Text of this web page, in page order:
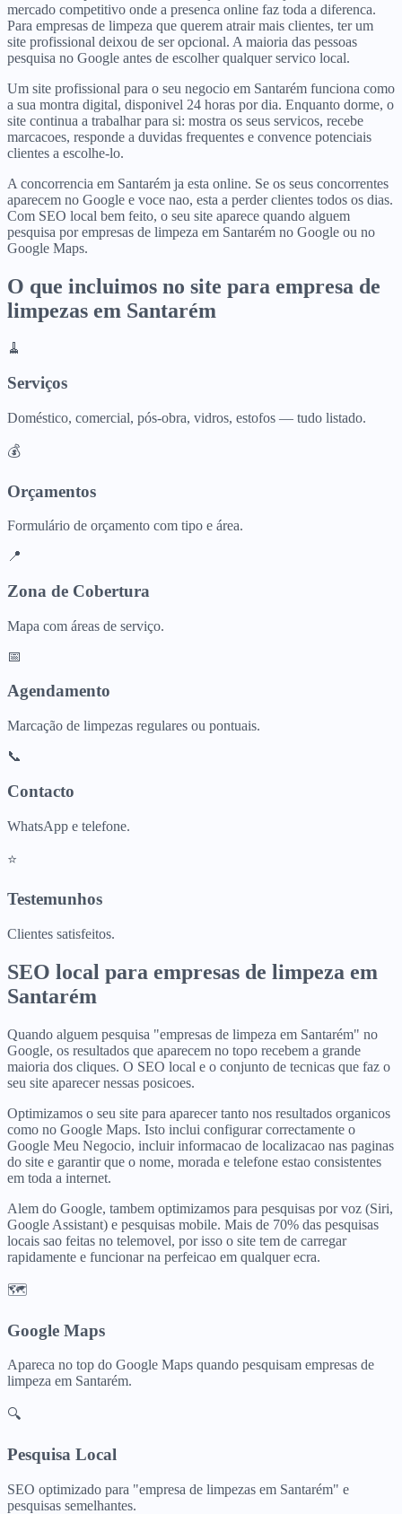
mercado competitivo onde a presenca online faz toda a diferenca.
Para empresas de limpeza que querem atrair mais clientes, ter um
site profissional deixou de ser opcional. A maioria das pessoas
pesquisa no Google antes de escolher qualquer servico local.
Um site profissional para o seu negocio em Santarém funciona como
a sua montra digital, disponivel 24 horas por dia. Enquanto dorme, o
site continua a trabalhar para si: mostra os seus servicos, recebe
marcacoes, responde a duvidas frequentes e convence potenciais
clientes a escolhe-lo.
A concorrencia em Santarém ja esta online. Se os seus concorrentes
aparecem no Google e voce nao, esta a perder clientes todos os dias.
Com SEO local bem feito, o seu site aparece quando alguem
pesquisa por empresas de limpeza em Santarém no Google ou no
Google Maps.
O que incluimos no site para empresa de
limpezas em Santarém
🧹
Serviços
Doméstico, comercial, pós-obra, vidros, estofos — tudo listado.
💰
Orçamentos
Formulário de orçamento com tipo e área.
📍
Zona de Cobertura
Mapa com áreas de serviço.
📅
Agendamento
Marcação de limpezas regulares ou pontuais.
📞
Contacto
WhatsApp e telefone.
⭐
Testemunhos
Clientes satisfeitos.
SEO local para empresas de limpeza em
Santarém
Quando alguem pesquisa "empresas de limpeza em Santarém" no
Google, os resultados que aparecem no topo recebem a grande
maioria dos cliques. O SEO local e o conjunto de tecnicas que faz o
seu site aparecer nessas posicoes.
Optimizamos o seu site para aparecer tanto nos resultados organicos
como no Google Maps. Isto inclui configurar correctamente o
Google Meu Negocio, incluir informacao de localizacao nas paginas
do site e garantir que o nome, morada e telefone estao consistentes
em toda a internet.
Alem do Google, tambem optimizamos para pesquisas por voz (Siri,
Google Assistant) e pesquisas mobile. Mais de 70% das pesquisas
locais sao feitas no telemovel, por isso o site tem de carregar
rapidamente e funcionar na perfeicao em qualquer ecra.
🗺️
Google Maps
Apareca no top do Google Maps quando pesquisam empresas de
limpeza em Santarém.
🔍
Pesquisa Local
SEO optimizado para "empresa de limpezas em Santarém" e
pesquisas semelhantes.